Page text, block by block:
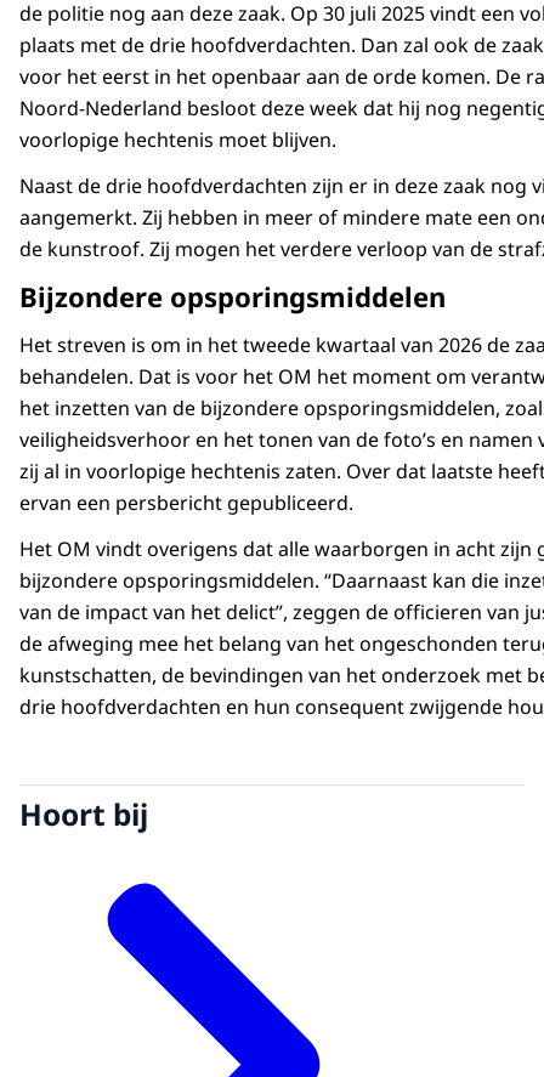
de politie nog aan deze zaak. Op 30 juli 2025 vindt een
plaats met de drie hoofdverdachten. Dan zal ook de
voor het eerst in het openbaar aan de orde komen. De
Noord-Nederland besloot deze week dat hij nog
voorlopige hechtenis moet blijven.
Naast de drie hoofdverdachten zijn er in deze zaak nog
aangemerkt. Zij hebben in meer of mindere mate een
de kunstroof. Zij mogen het verdere verloop van de
Bijzondere opsporingsmiddelen
Het streven is om in het tweede kwartaal van 2026 de
behandelen. Dat is voor het OM het moment om
het inzetten van de bijzondere opsporingsmiddelen,
veiligheidsverhoor en het tonen van de foto’s en
zij al in voorlopige hechtenis zaten. Over dat laatste
ervan een persbericht gepubliceerd.
Het OM vindt overigens dat alle waarborgen in acht zijn
bijzondere opsporingsmiddelen. “Daarnaast kan die
van de impact van het delict”, zeggen de officieren van
de afweging mee het belang van het ongeschonden
kunstschatten, de bevindingen van het onderzoek met
drie hoofdverdachten en hun consequent zwijgende
Hoort bij